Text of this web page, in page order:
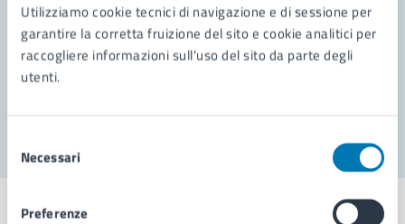
Utilizziamo cookie tecnici di navigazione e di sessione per
garantire la corretta fruizione del sito e cookie analitici per
raccogliere informazioni sull'uso del sito da parte degli
utenti.
delNecessari
Preferenze
Prenota appuntamento
Problemi in città